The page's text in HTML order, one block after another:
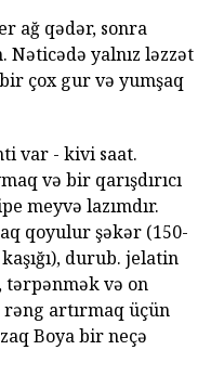
ağ qədər, sonra
Nəticədə yalnız ləzzət
çox gur və yumşaq
var - kivi saat.
və bir qarışdırıcı
meyvə lazımdır.
qoyulur şəkər (150-
durub. jelatin
tərpənmək və on
artırmaq üçün
Boya bir neçə